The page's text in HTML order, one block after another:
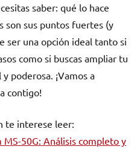
saber: qué lo hace
son sus puntos fuertes (y
ser una opción ideal tanto si
como si buscas ampliar tu
poderosa. ¡Vamos a
contigo!
te interese leer:
50G: Análisis completo y